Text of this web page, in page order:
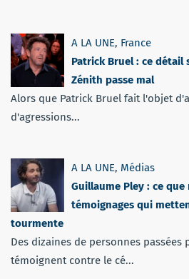
A LA UNE, France
Patrick Bruel : ce détail
Zénith passe mal
Alors que Patrick Bruel fait l'objet
d'agressions...
A LA UNE, Médias
Guillaume Pley : ce
témoignages qui
tourmente
Des dizaines de personnes passées
témoignent contre le cé...